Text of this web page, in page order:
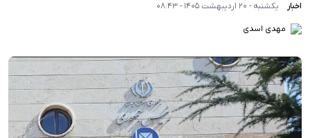
اخبار یکشنبه - 20 اردیبهشت 1405 - 08:43
مهدی اسدی